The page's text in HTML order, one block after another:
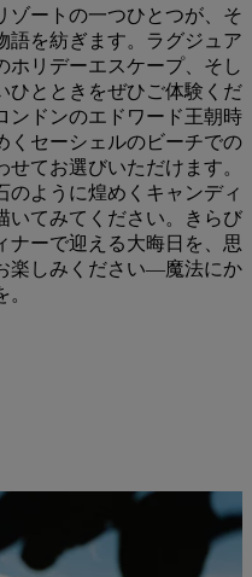
ゾートの一つひとつが、そ
語を紡ぎます。ラグジュア
ホリデーエスケープ、そし
ひとときをぜひご体験くだ
ンドンのエドワード王朝時
くセーシェルのビーチでの
てお選びいただけます。
のように煌めくキャンディ
いてみてください。きらび
ナーで迎える大晦日を、思
楽しみください―魔法にか